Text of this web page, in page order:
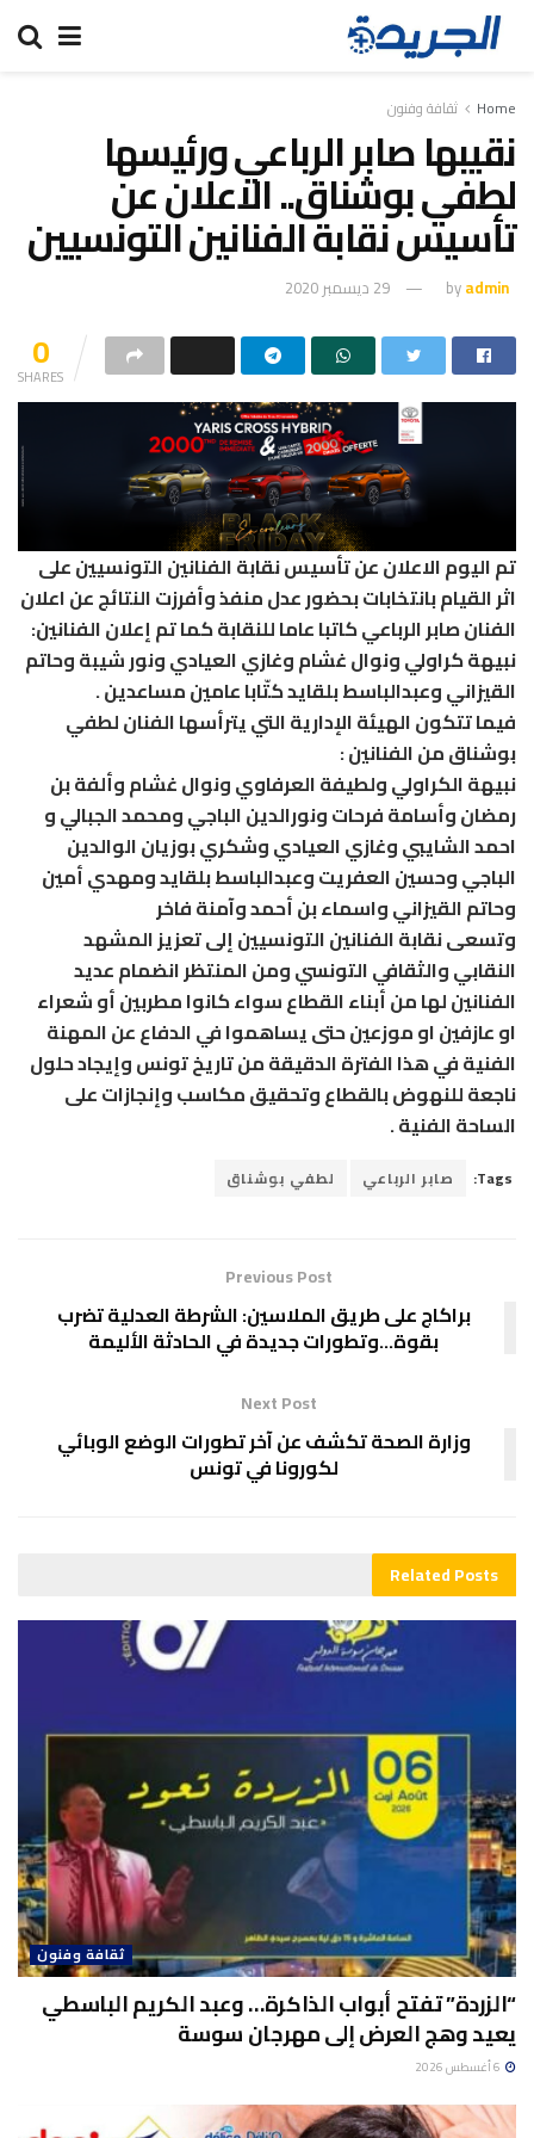
Home ثقافة وفنون
نقيبها صابر الرباعي ورئيسها
لطفي بوشناق.. الاعلان عن
تأسيس نقابة الفنانين التونسيين
byadmin 29 ديسمبر 2020
0
SHARES
تم اليوم الاعلان عن تأسيس نقابة الفنانين التونسيين على
اثر القيام بانتخابات بحضور عدل منفذ وأفرزت النتائج عن اعلان
الفنان صابر الرباعي كاتبا عاما للنقابة كما تم إعلان الفنانين:
نبيهة كراولي ونوال غشام وغازي العيادي ونور شيبة وحاتم
القيزاني وعبدالباسط بلقايد كتّابا عامين مساعدين .
فيما تتكون الهيئة الإدارية التي يترأسها الفنان لطفي
بوشناق من الفنانين :
نبيهة الكراولي ولطيفة العرفاوي ونوال غشام وألفة بن
رمضان وأسامة فرحات ونورالدين الباجي ومحمد الجبالي و
احمد الشايبي وغازي العيادي وشكري بوزيان الوالدين
الباجي وحسين العفريت وعبدالباسط بلقايد ومهدي أمين
وحاتم القيزاني واسماء بن أحمد وآمنة فاخر
وتسعى نقابة الفنانين التونسيين إلى تعزيز المشهد
النقابي والثقافي التونسي ومن المنتظر انضمام عديد
الفنانين لها من أبناء القطاع سواء كانوا مطربين أو شعراء
او عازفين او موزعين حتى يساهموا في الدفاع عن المهنة
الفنية في هذا الفترة الدقيقة من تاريخ تونس وإيجاد حلول
ناجعة للنهوض بالقطاع وتحقيق مكاسب وإنجازات على
الساحة الفنية .
Tags: صابر الرباعي لطفي بوشناق
Previous Post
براكاج على طريق الملاسين: الشرطة العدلية تضرب
بقوة…وتطورات جديدة في الحادثة الأليمة
Next Post
وزارة الصحة تكشف عن آخر تطورات الوضع الوبائي
لكورونا في تونس
RelatedPosts
ثقافة وفنون
“الزردة” تفتح أبواب الذاكرة… وعبد الكريم الباسطي
يعيد وهج العرض إلى مهرجان سوسة